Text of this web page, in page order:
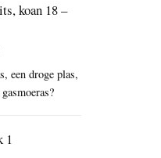
koan 18 –
een droge plas,
1